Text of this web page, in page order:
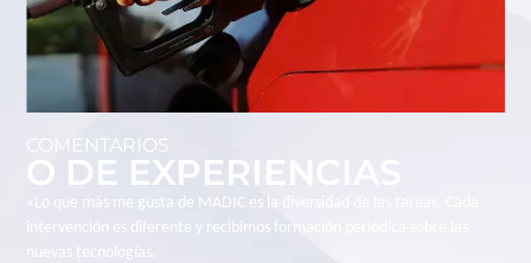
COMENTARIOS
O DE EXPERIENCIAS
«Me incorporé a MADIC para participar en proyectos técnicos de gran
envergadura. Valoro mucho la confianza que se deposita en los
empleados, la autonomía a la hora de gestionar nuestros proyectos y la